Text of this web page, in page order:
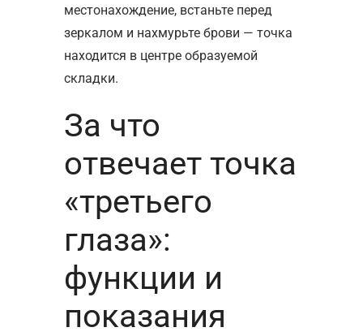
местонахождение, встаньте перед
зеркалом и нахмурьте брови — точка
находится в центре образуемой
складки.
За что
отвечает точка
«третьего
глаза»:
функции и
показания